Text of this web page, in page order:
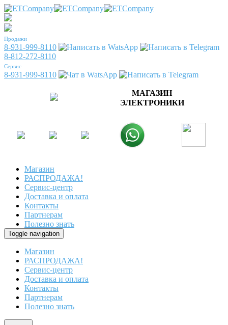
Продажи
8-931-999-8110
8-812-272-8110
Сервис
8-931-999-8110
МАГАЗИН
ЭЛЕКТРОНИКИ
Магазин
РАСПРОДАЖА!
Сервис-центр
Доставка и оплата
Контакты
Партнерам
Полезно знать
Toggle navigation
Магазин
РАСПРОДАЖА!
Сервис-центр
Доставка и оплата
Контакты
Партнерам
Полезно знать